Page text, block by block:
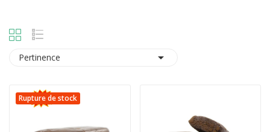
Pertinence 
Rupture de stock